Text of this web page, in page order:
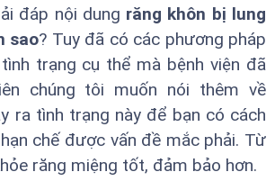
đáp nội dung răng khôn bị lung
sao? Tuy đã có các phương pháp
trạng cụ thể mà bệnh viện đã
chúng tôi muốn nói thêm về
ra tình trạng này để bạn có cách
chế được vấn đề mắc phải. Từ
răng miệng tốt, đảm bảo hơn.